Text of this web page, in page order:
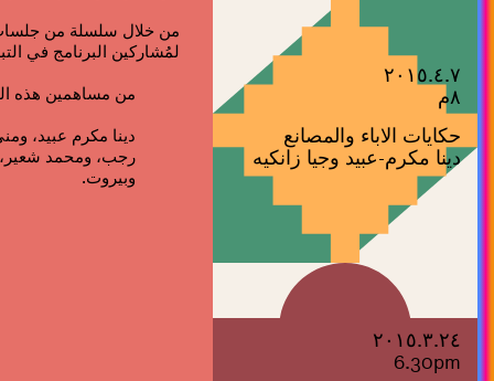
من خلال سلسلة من جلسات
لمُشاركين البرنامج في
من مساهمين هذه
دينا مكرم عبيد،
رجب، ومحمد شعير،
وبيروت.
٢٠١٥.٤.٧
٨م
حكايات الاباء والمصانع
دينا مكرم-عبيد وجيا زانكيه
٢٠١٥.٣.٢٤
6.30pm